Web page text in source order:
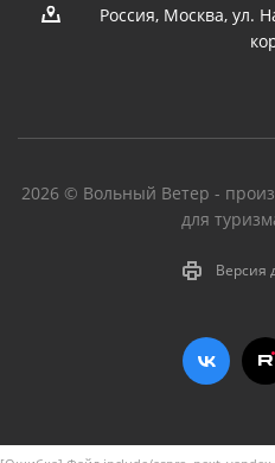
Россия, Москва, ул.
2026 © Вольный Ветер -
для
Версия